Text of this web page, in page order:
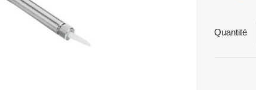
Quantité